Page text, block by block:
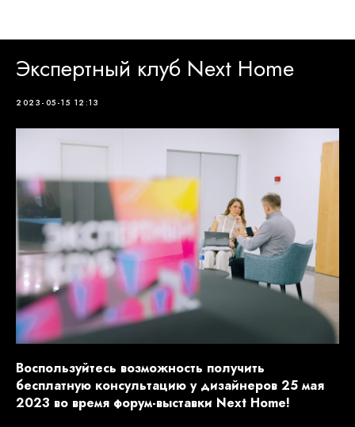
Экспертный клуб Next Home
2023-05-15 12:13
Воспользуйтесь возможность получить
бесплатную консультацию у дизайнеров 25 мая
2023 во время форум-выставки Next Home!